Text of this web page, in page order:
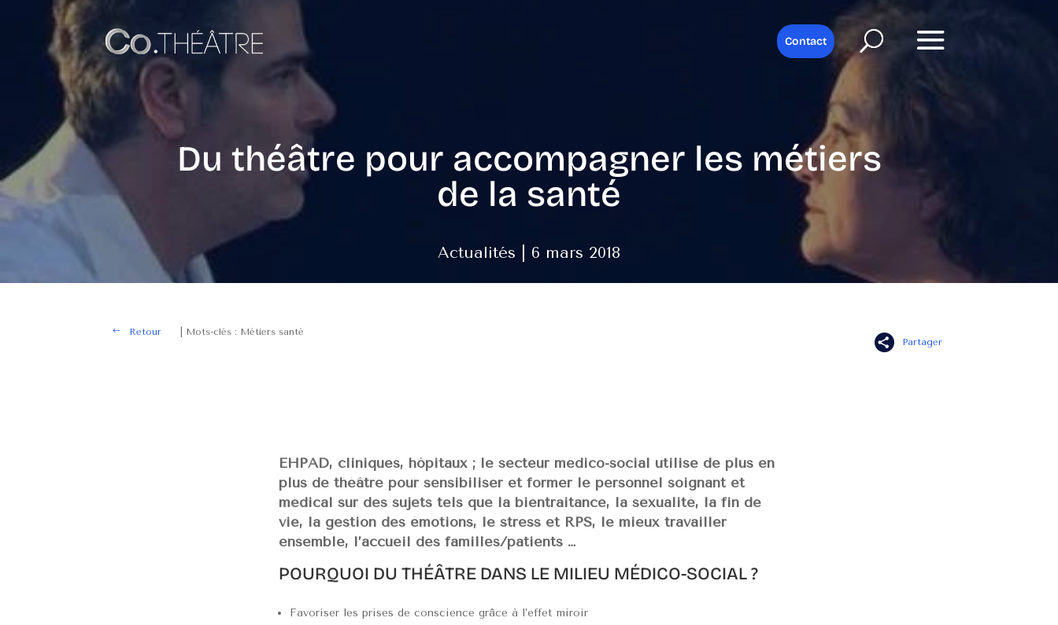
Contact
Du théâtre pour accompagner les métiers
de la santé
Actualités | 6 mars 2018
Retour
| Mots-clés : Métiers santé
Partager
EHPAD, cliniques, hôpitaux ; le secteur médico-social utilise de plus en
plus de théâtre pour sensibiliser et former le personnel soignant et
médical sur des sujets tels que la bientraitance, la sexualité, la fin de
vie, la gestion des émotions, le stress et RPS, le mieux travailler
ensemble, l’accueil des familles/patients …
POURQUOI DU THÉÂTRE DANS LE MILIEU MÉDICO-SOCIAL ?
Favoriser les prises de conscience grâce à l’effet miroir